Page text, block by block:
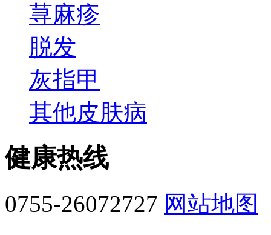
荨麻疹
脱发
灰指甲
其他皮肤病
健康热线
0755-26072727 网站地图